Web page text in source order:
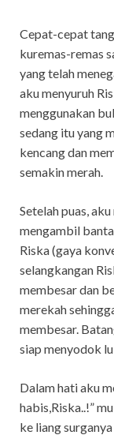
Cepat-cepat
kuremas-remas
yang telah
aku menyuruh
menggunakan
sedang itu yang
kencang dan
semakin merah.
Setelah puas,
mengambil
Riska (gaya
selangkangan
membesar dan
merekah
membesar.
siap menyodok
Dalam hati aku
habis,Riska..!”
ke liang